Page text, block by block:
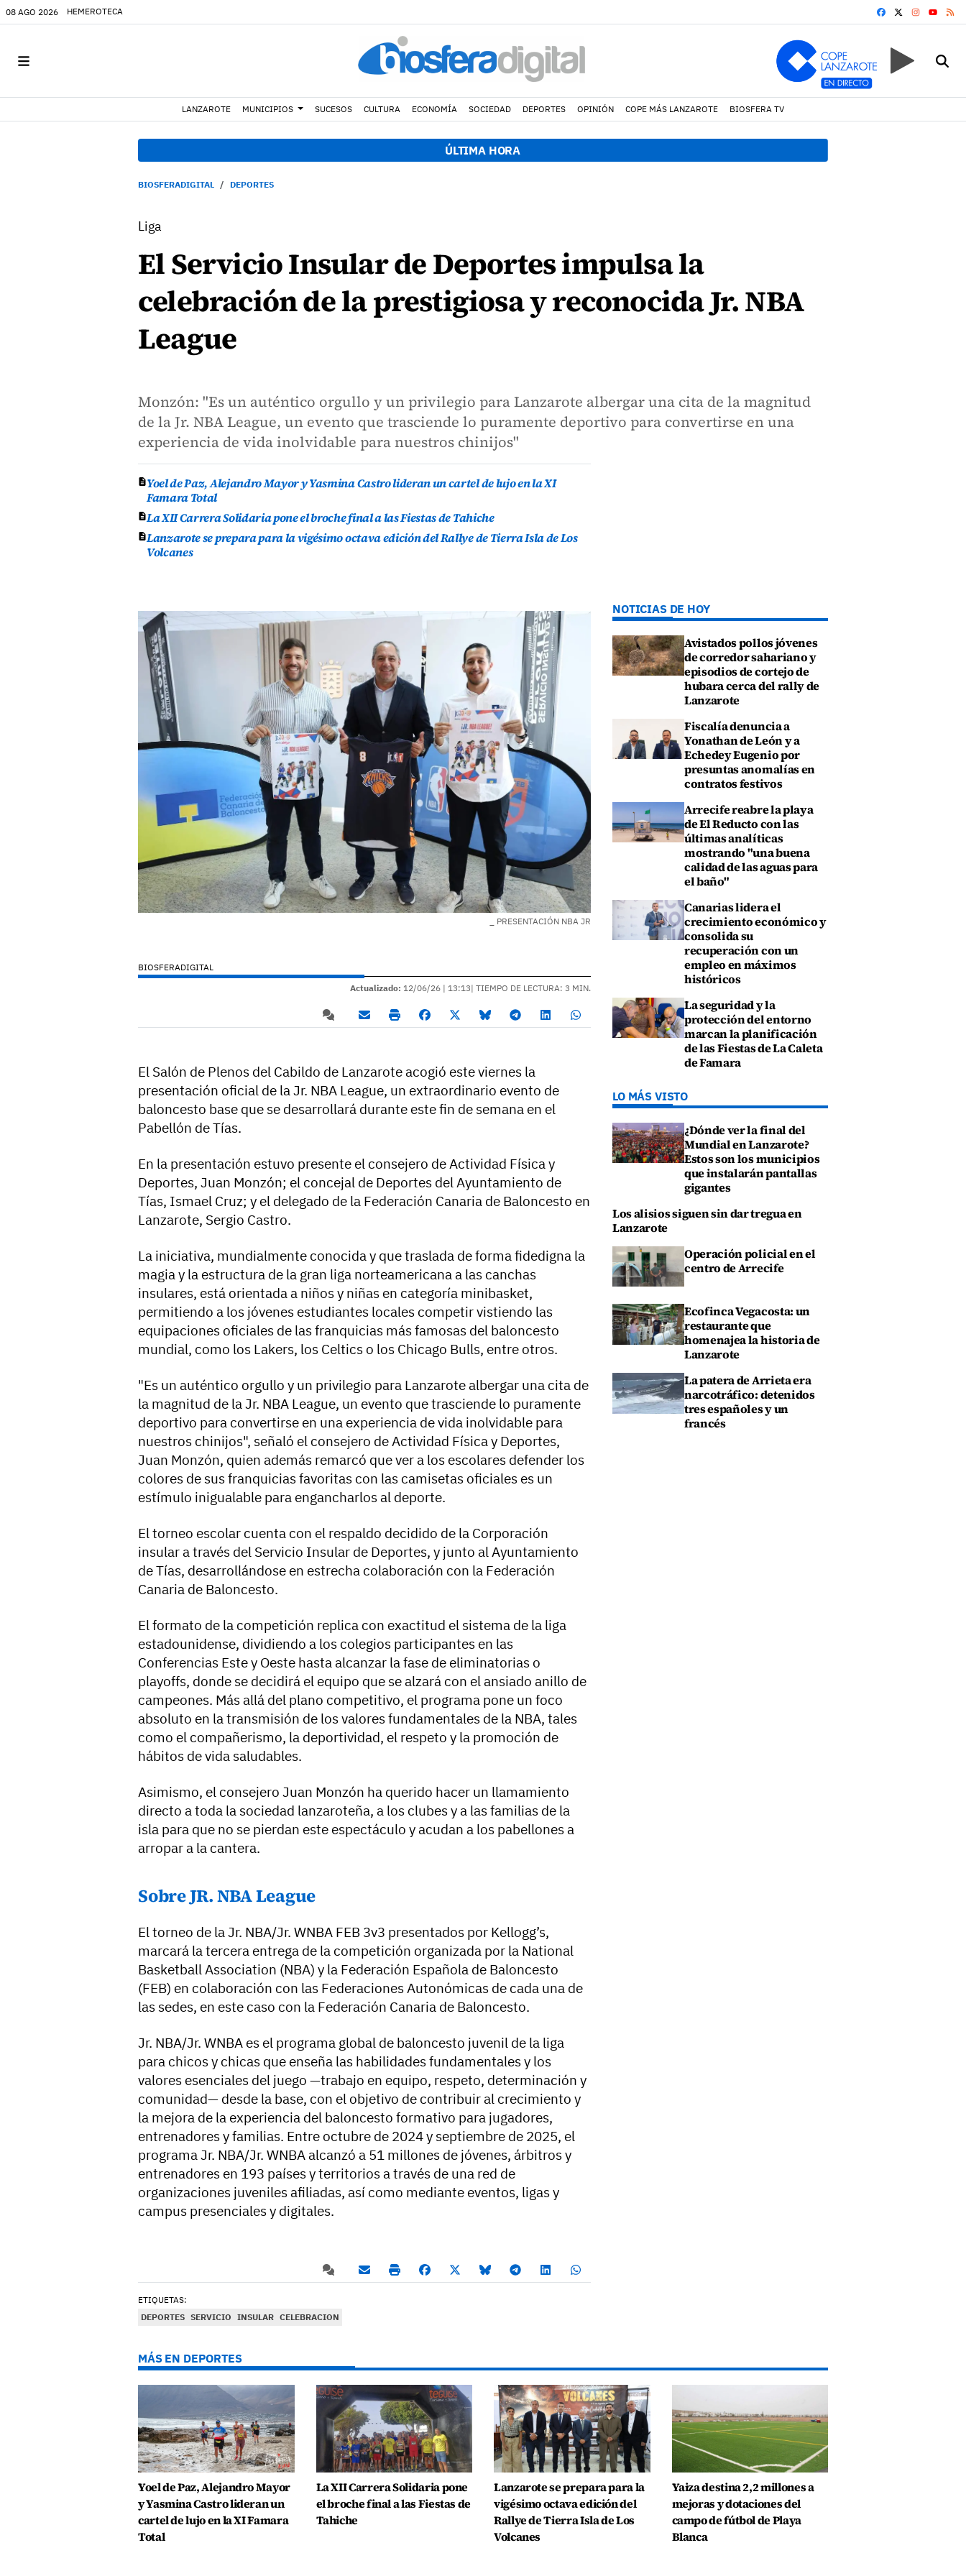
08 AGO 2026 HEMEROTECA FACEBOOK
YOUTUBE
LANZAROTE MUNICIPIOS SUCESOS CULTURA ECONOMÍA SOCIEDAD DEPORTES OPINIÓN COPE MÁS LANZAROTE BIOSFERA TV
ÚLTIMA HORA
BIOSFERADIGITAL DEPORTES
Liga
El Servicio Insular de Deportes impulsa la
celebración de la prestigiosa y reconocida Jr. NBA
League
Monzón: "Es un auténtico orgullo y un privilegio para Lanzarote albergar una cita de la magnitud
de la Jr. NBA League, un evento que trasciende lo puramente deportivo para convertirse en una
experiencia de vida inolvidable para nuestros chinijos"
Yoel de Paz, Alejandro Mayor y Yasmina Castro lideran un cartel de lujo en la XI
Famara Total
La XII Carrera Solidaria pone el broche final a las Fiestas de Tahiche
Lanzarote se prepara para la vigésimo octava edición del Rallye de Tierra Isla de Los
Volcanes
_ PRESENTACIÓN NBA JR
BIOSFERADIGITAL
Actualizado: 12/06/26 | 13:13| TIEMPO DE LECTURA: 3 MIN.
El Salón de Plenos del Cabildo de Lanzarote acogió este viernes la
presentación oficial de la Jr. NBA League, un extraordinario evento de
baloncesto base que se desarrollará durante este fin de semana en el
Pabellón de Tías.
En la presentación estuvo presente el consejero de Actividad Física y
Deportes, Juan Monzón; el concejal de Deportes del Ayuntamiento de
Tías, Ismael Cruz; y el delegado de la Federación Canaria de Baloncesto en
Lanzarote, Sergio Castro.
La iniciativa, mundialmente conocida y que traslada de forma fidedigna la
magia y la estructura de la gran liga norteamericana a las canchas
insulares, está orientada a niños y niñas en categoría minibasket,
permitiendo a los jóvenes estudiantes locales competir vistiendo las
equipaciones oficiales de las franquicias más famosas del baloncesto
mundial, como los Lakers, los Celtics o los Chicago Bulls, entre otros.
"Es un auténtico orgullo y un privilegio para Lanzarote albergar una cita de
la magnitud de la Jr. NBA League, un evento que trasciende lo puramente
deportivo para convertirse en una experiencia de vida inolvidable para
nuestros chinijos", señaló el consejero de Actividad Física y Deportes,
Juan Monzón, quien además remarcó que ver a los escolares defender los
colores de sus franquicias favoritas con las camisetas oficiales es un
estímulo inigualable para engancharlos al deporte.
El torneo escolar cuenta con el respaldo decidido de la Corporación
insular a través del Servicio Insular de Deportes, y junto al Ayuntamiento
de Tías, desarrollándose en estrecha colaboración con la Federación
Canaria de Baloncesto.
El formato de la competición replica con exactitud el sistema de la liga
estadounidense, dividiendo a los colegios participantes en las
Conferencias Este y Oeste hasta alcanzar la fase de eliminatorias o
playoffs, donde se decidirá el equipo que se alzará con el ansiado anillo de
campeones. Más allá del plano competitivo, el programa pone un foco
absoluto en la transmisión de los valores fundamentales de la NBA, tales
como el compañerismo, la deportividad, el respeto y la promoción de
hábitos de vida saludables.
Asimismo, el consejero Juan Monzón ha querido hacer un llamamiento
directo a toda la sociedad lanzaroteña, a los clubes y a las familias de la
isla para que no se pierdan este espectáculo y acudan a los pabellones a
arropar a la cantera.
Sobre JR. NBA League
El torneo de la Jr. NBA/Jr. WNBA FEB 3v3 presentados por Kellogg’s,
marcará la tercera entrega de la competición organizada por la National
Basketball Association (NBA) y la Federación Española de Baloncesto
(FEB) en colaboración con las Federaciones Autonómicas de cada una de
las sedes, en este caso con la Federación Canaria de Baloncesto.
Jr. NBA/Jr. WNBA es el programa global de baloncesto juvenil de la liga
para chicos y chicas que enseña las habilidades fundamentales y los
valores esenciales del juego —trabajo en equipo, respeto, determinación y
comunidad— desde la base, con el objetivo de contribuir al crecimiento y
la mejora de la experiencia del baloncesto formativo para jugadores,
entrenadores y familias. Entre octubre de 2024 y septiembre de 2025, el
programa Jr. NBA/Jr. WNBA alcanzó a 51 millones de jóvenes, árbitros y
entrenadores en 193 países y territorios a través de una red de
organizaciones juveniles afiliadas, así como mediante eventos, ligas y
campus presenciales y digitales.
ETIQUETAS:
DEPORTES SERVICIO INSULAR CELEBRACION
NOTICIAS DE HOY
Avistados pollos jóvenes
de corredor sahariano y
episodios de cortejo de
hubara cerca del rally de
Lanzarote
Fiscalía denuncia a
Yonathan de León y a
Echedey Eugenio por
presuntas anomalías en
contratos festivos
Arrecife reabre la playa
de El Reducto con las
últimas analíticas
mostrando "una buena
calidad de las aguas para
el baño"
Canarias lidera el
crecimiento económico y
consolida su
recuperación con un
empleo en máximos
históricos
La seguridad y la
protección del entorno
marcan la planificación
de las Fiestas de La Caleta
de Famara
LO MÁS VISTO
¿Dónde ver la final del
Mundial en Lanzarote?
Estos son los municipios
que instalarán pantallas
gigantes
Los alisios siguen sin dar tregua en
Lanzarote
Operación policial en el
centro de Arrecife
Ecofinca Vegacosta: un
restaurante que
homenajea la historia de
Lanzarote
La patera de Arrieta era
narcotráfico: detenidos
tres españoles y un
francés
MÁS EN DEPORTES
Yoel de Paz, Alejandro Mayor
y Yasmina Castro lideran un
cartel de lujo en la XI Famara
Total
La XII Carrera Solidaria pone
el broche final a las Fiestas de
Tahiche
Lanzarote se prepara para la
vigésimo octava edición del
Rallye de Tierra Isla de Los
Volcanes
Yaiza destina 2,2 millones a
mejoras y dotaciones del
campo de fútbol de Playa
Blanca